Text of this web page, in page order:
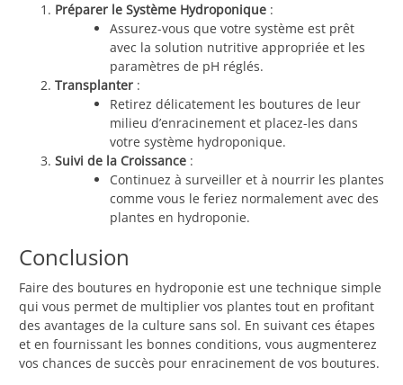
Préparer le Système Hydroponique :
Assurez-vous que votre système est prêt
avec la solution nutritive appropriée et les
paramètres de pH réglés.
Transplanter :
Retirez délicatement les boutures de leur
milieu d’enracinement et placez-les dans
votre système hydroponique.
Suivi de la Croissance :
Continuez à surveiller et à nourrir les plantes
comme vous le feriez normalement avec des
plantes en hydroponie.
Conclusion
Faire des boutures en hydroponie est une technique simple
qui vous permet de multiplier vos plantes tout en profitant
des avantages de la culture sans sol. En suivant ces étapes
et en fournissant les bonnes conditions, vous augmenterez
vos chances de succès pour enracinement de vos boutures.